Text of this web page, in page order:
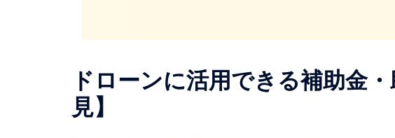
ドローンに活用できる補助金
見】